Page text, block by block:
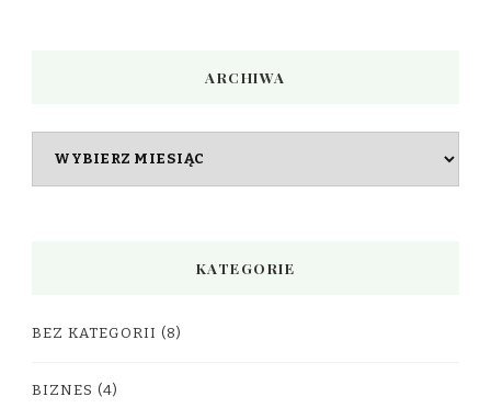
ARCHIWA
KATEGORIE
BEZ KATEGORII (8)
BIZNES (4)